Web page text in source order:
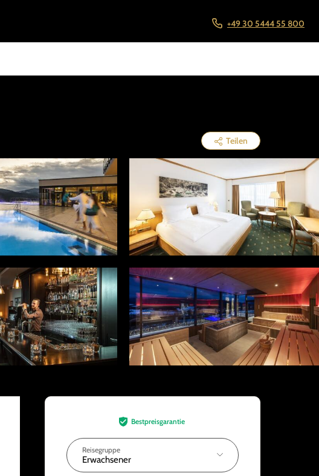
+49 30 5444 55 800
Teilen
Bestpreisgarantie
Reisegruppe
Erwachsener